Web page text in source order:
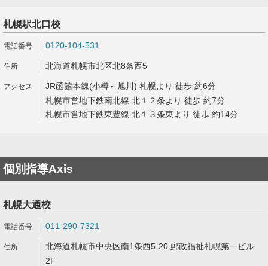
札幌駅北口校
0120-104-531
北海道札幌市北区北8条西5
JR函館本線(小樽～旭川) 札幌より 徒歩 約6分
札幌市営地下鉄南北線 北１２条より 徒歩 約7分
札幌市営地下鉄東豊線 北１３条東より 徒歩 約14分
個別指導Axis
札幌大通校
011-290-7321
北海道札幌市中央区南1条西5-20 郵政福祉札幌第一ビル
2F